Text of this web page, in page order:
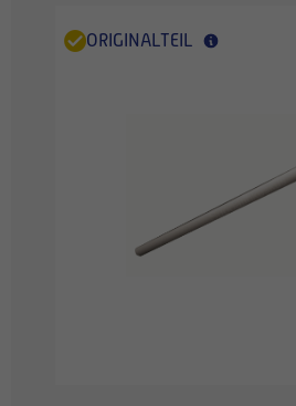
ORIGINALTEIL